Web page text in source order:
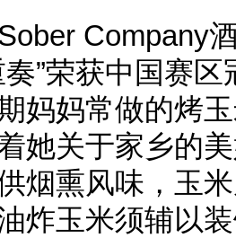
Company
奏”荣获中国赛
妈妈常做的烤
她关于家乡的
烟熏风味，玉
炸玉米须辅以